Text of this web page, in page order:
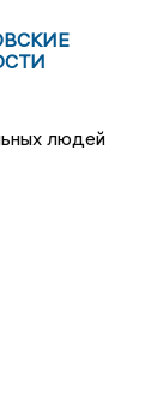
людей